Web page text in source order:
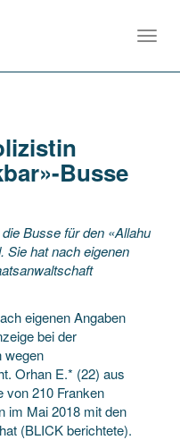
Busse
Busse für den «Allahu
Sie hat nach eigenen
eigenen Angaben
bei der
wegen
Orhan E.* (22) aus
von 210 Franken
im Mai 2018 mit den
(BLICK berichtete).